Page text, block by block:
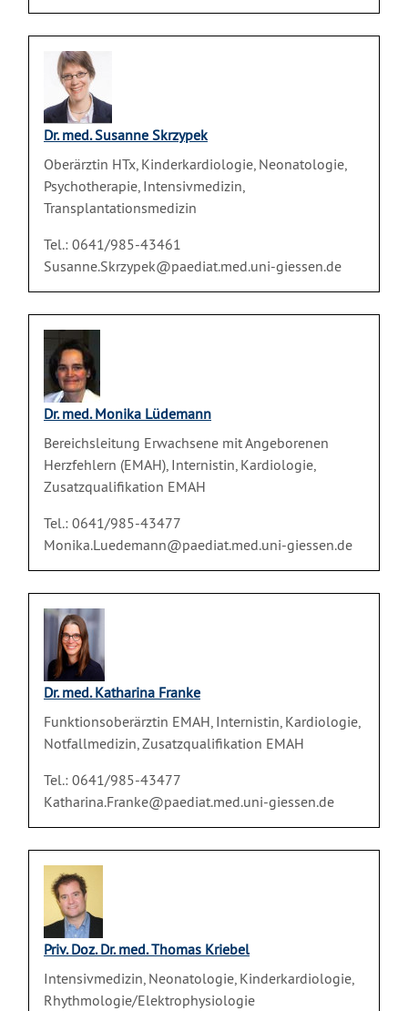
Dr. med. Susanne Skrzypek
Oberärztin HTx, Kinderkardiologie, Neonatologie,
Psychotherapie, Intensivmedizin,
Transplantationsmedizin
Tel.: 0641/985-43461
Susanne.Skrzypek@paediat.med.uni-giessen.de
Dr. med. Monika Lüdemann
Bereichsleitung Erwachsene mit Angeborenen
Herzfehlern (EMAH), Internistin, Kardiologie,
Zusatzqualifikation EMAH
Tel.: 0641/985-43477
Monika.Luedemann@paediat.med.uni-giessen.de
Dr. med. Katharina Franke
Funktionsoberärztin EMAH, Internistin, Kardiologie,
Notfallmedizin, Zusatzqualifikation EMAH
Tel.: 0641/985-43477
Katharina.Franke@paediat.med.uni-giessen.de
Priv. Doz. Dr. med. Thomas Kriebel
Intensivmedizin, Neonatologie, Kinderkardiologie,
Rhythmologie/Elektrophysiologie